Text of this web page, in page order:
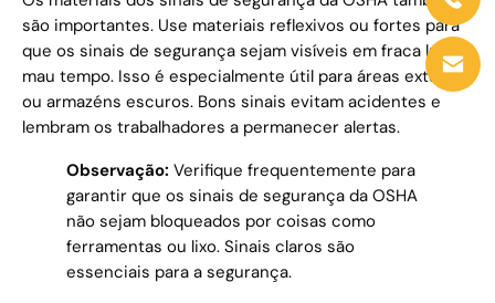
são importantes. Use materiais reflexivos ou fortes para
que os sinais de segurança sejam visíveis em fraca luz ou
mau tempo. Isso é especialmente útil para áreas externas
ou armazéns escuros. Bons sinais evitam acidentes e
lembram os trabalhadores a permanecer alertas.
Observação: Verifique frequentemente para
garantir que os sinais de segurança da OSHA
não sejam bloqueados por coisas como
ferramentas ou lixo. Sinais claros são
essenciais para a segurança.